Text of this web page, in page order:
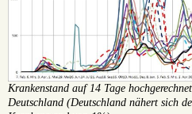
Krankenstand auf 14 Tage
Deutschland (Deutschland nähert sich